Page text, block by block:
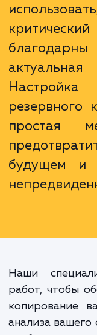
Когда речь
одним
которую
простая
будущем